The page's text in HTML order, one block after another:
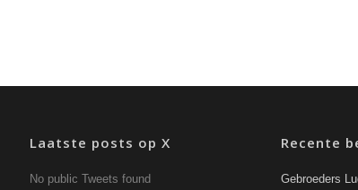
Laatste posts op X
No public Tweets found
Recente
Gebroeders